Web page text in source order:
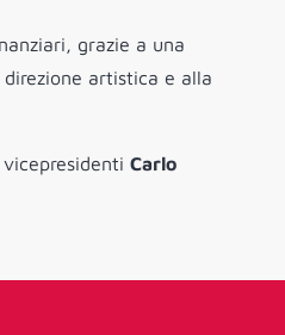
grazie a una
artistica e alla
Carlo